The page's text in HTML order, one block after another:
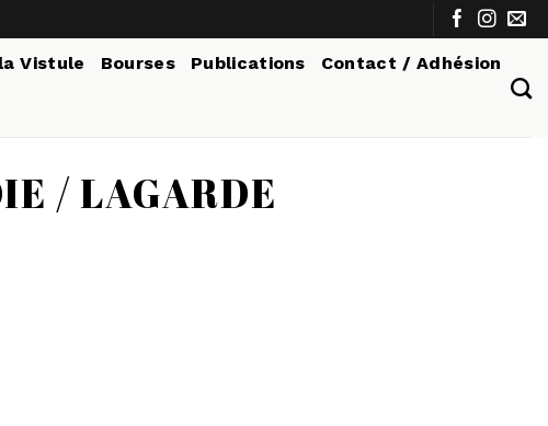
Vistule Bourses Publications Contact / Adhésion
/ LAGARDE